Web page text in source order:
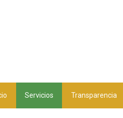
Servicios Transparencia